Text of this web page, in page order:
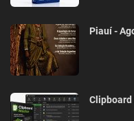
Piauí -
Clipboard